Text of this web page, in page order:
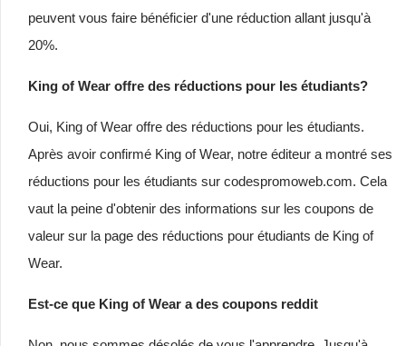
peuvent vous faire bénéficier d'une réduction allant jusqu'à
20%.
King of Wear offre des réductions pour les étudiants?
Oui, King of Wear offre des réductions pour les étudiants.
Après avoir confirmé King of Wear, notre éditeur a montré ses
réductions pour les étudiants sur codespromoweb.com. Cela
vaut la peine d'obtenir des informations sur les coupons de
valeur sur la page des réductions pour étudiants de King of
Wear.
Est-ce que King of Wear a des coupons reddit